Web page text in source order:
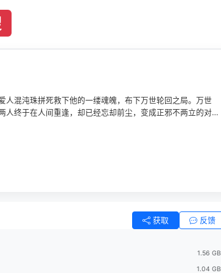
人混沌珠拼死救下他的一缕魂魄，布下万世轮回之局。万世
人终于在人间重逢，却已经忘却前尘，变成正邪不两立的对
世牺牲，谢雪臣逆天改命，回到过去救出暮悬铃。万世之
获取 反馈
1.56 GB
1.04 GB